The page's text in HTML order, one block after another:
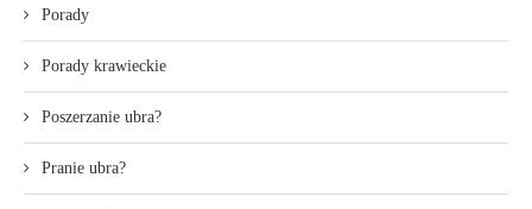
Porady
Porady krawieckie
Poszerzanie ubra?
Pranie ubra?